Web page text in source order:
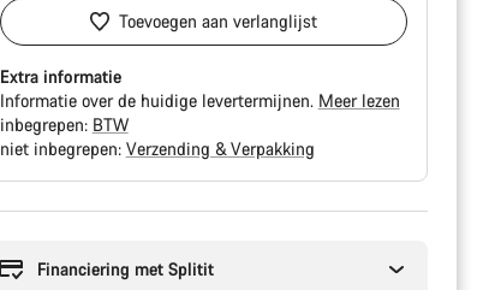
Toevoegen aan verlanglijst
Extra informatie
Informatie over de huidige levertermijnen. Meer lezen
inbegrepen: BTW
niet inbegrepen: Verzending & Verpakking
Financiering met Splitit